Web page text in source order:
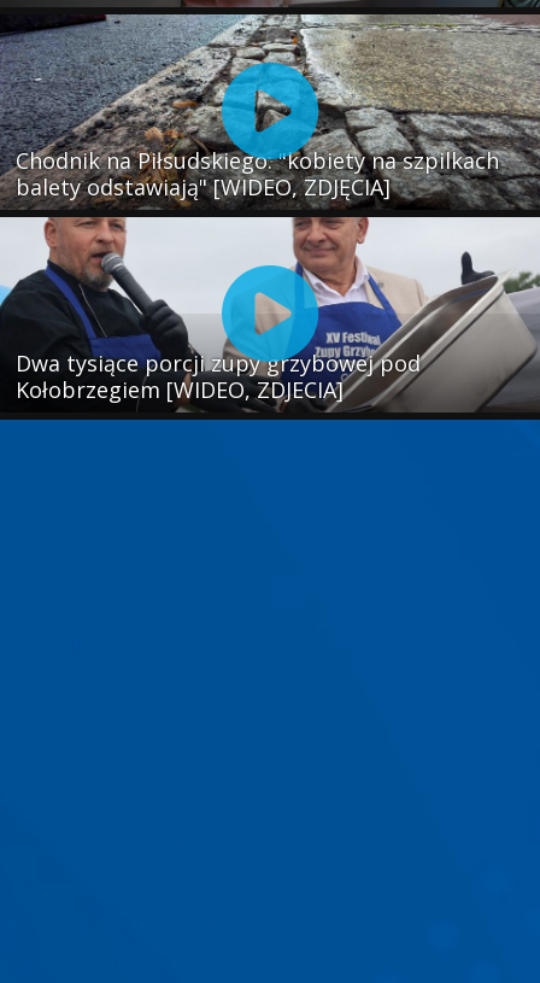
Chodnik na Piłsudskiego: "kobiety na szpilkach
balety odstawiają" [WIDEO, ZDJĘCIA]
Dwa tysiące porcji zupy grzybowej pod
Kołobrzegiem [WIDEO, ZDJECIA]